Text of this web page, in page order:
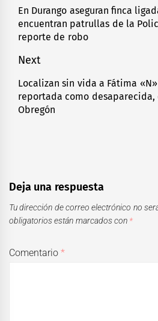
de
entradas
Previous
post:
En Durango aseguran finca
encuentran patrullas de la
reporte de robo
Next
Next
post:
Localizan sin vida a Fátima
reportada como desaparecida,
Obregón
Deja una respuesta
Tu dirección de correo electrónico no
obligatorios están marcados con *
Comentario*